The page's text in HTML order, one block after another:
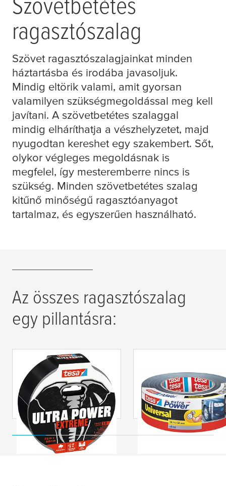
ragasztószalag
Szövet ragasztószalagjainkat minden
háztartásba és irodába javasoljuk.
Mindig eltörik valami, amit gyorsan
valamilyen szükségmegoldással meg kell
javítani. A szövetbetétes szalaggal
mindig elháríthatja a vészhelyzetet, majd
nyugodtan kereshet egy szakembert. Sőt,
olykor végleges megoldásnak is
megfelel, így mesteremberre nincs is
szükség. Minden szövetbetétes szalag
kitűnő minőségű ragasztóanyagot
tartalmaz, és egyszerűen használható.
Az összes ragasztószalag
egy pillantásra:
tesa
® Ultra Power
Extreme extra erős
javítószalag
® extra Power
Univerzális >60%
újrahasznosított
műanyag